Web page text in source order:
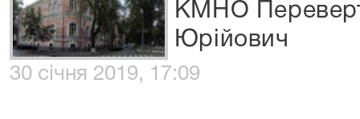
КМНО
Юрійович
30 січня 2019, 17:09